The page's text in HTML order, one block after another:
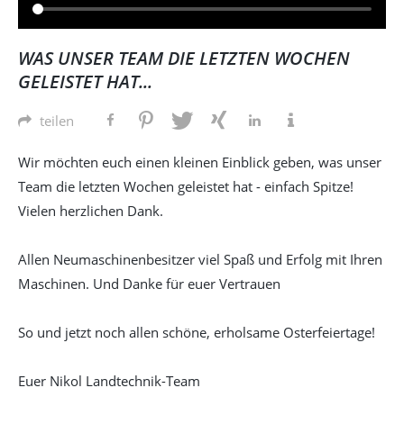
WAS UNSER TEAM DIE LETZTEN WOCHEN
GELEISTET HAT...
teilen
Wir möchten euch einen kleinen Einblick geben, was unser
Team die letzten Wochen geleistet hat - einfach Spitze!
Vielen herzlichen Dank.
Allen Neumaschinenbesitzer viel Spaß und Erfolg mit Ihren
Maschinen. Und Danke für euer Vertrauen
So und jetzt noch allen schöne, erholsame Osterfeiertage!
Euer Nikol Landtechnik-Team